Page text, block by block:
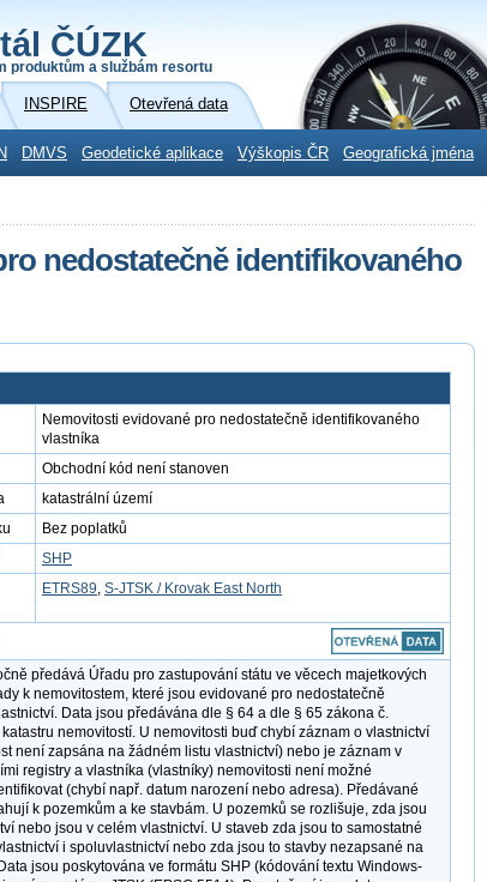
ČÚZK
produktům a službám resortu
INSPIRE Otevřená data
DMVS Geodetické aplikace Výškopis ČR Geografická jména
nedostatečně identifikovaného
Nemovitosti evidované pro nedostatečně identifikovaného
vlastníka
Obchodní kód není stanoven
katastrální území
Bez poplatků
SHP
ETRS89, S-JTSK / Krovak East North
předává Úřadu pro zastupování státu ve věcech majetkových
k nemovitostem, které jsou evidované pro nedostatečně
Data jsou předávána dle § 64 a dle § 65 zákona č.
nemovitostí. U nemovitosti buď chybí záznam o vlastnictví
není zapsána na žádném listu vlastnictví) nebo je záznam v
registry a vlastníka (vlastníky) nemovitosti není možné
(chybí např. datum narození nebo adresa). Předávané
k pozemkům a ke stavbám. U pozemků se rozlišuje, zda jsou
nebo jsou v celém vlastnictví. U staveb zda jsou to samostatné
i spoluvlastnictví nebo zda jsou to stavby nezapsané na
jsou poskytována ve formátu SHP (kódování textu Windows-